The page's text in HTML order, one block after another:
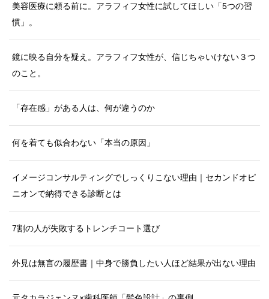
美容医療に頼る前に。アラフィフ女性に試してほしい「5つの習
慣」。
鏡に映る自分を疑え。アラフィフ女性が、信じちゃいけない３つ
のこと。
「存在感」がある人は、何が違うのか
何を着ても似合わない「本当の原因」
イメージコンサルティングでしっくりこない理由｜セカンドオピ
ニオンで納得できる診断とは
7割の人が失敗するトレンチコート選び
外見は無言の履歴書｜中身で勝負したい人ほど結果が出ない理由